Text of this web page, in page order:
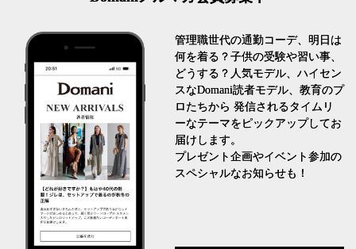
管理職世代の通勤コーデ、明日は
何を着る？子供の受験や習い事、
どうする？人気モデル、ハイセン
スなDomani読者モデル、教育のプ
ロたちから 発信されるタイムリ
ーなテーマをピックアップしてお
届けします。
プレゼント企画やイベント参加の
スペシャルなお知らせも！